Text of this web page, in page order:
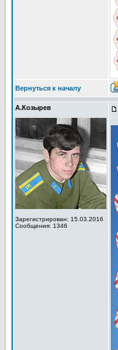
Вернуться к началу
А.Козырев
Зарегистрирован: 15.03.2016
Сообщения: 1346